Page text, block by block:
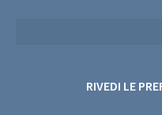
RIVEDI LE